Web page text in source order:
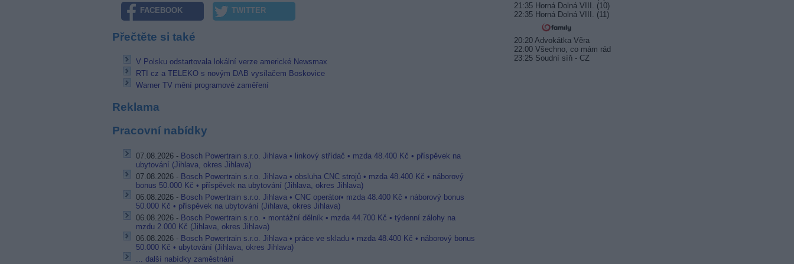
FACEBOOK TWITTER
Přečtěte si také
V Polsku odstartovala lokální verze americké Newsmax
RTI cz a TELEKO s novým DAB vysílačem Boskovice
Warner TV mění programové zaměření
Reklama
Pracovní nabídky
07.08.2026 - Bosch Powertrain s.r.o. Jihlava • linkový střídač • mzda 48.400 Kč • příspěvek na
ubytování (Jihlava, okres Jihlava)
07.08.2026 - Bosch Powertrain s.r.o. Jihlava • obsluha CNC strojů • mzda 48.400 Kč • náborový
bonus 50.000 Kč • příspěvek na ubytování (Jihlava, okres Jihlava)
06.08.2026 - Bosch Powertrain s.r.o. Jihlava • CNC operátor• mzda 48.400 Kč • náborový bonus
50.000 Kč • příspěvek na ubytování (Jihlava, okres Jihlava)
06.08.2026 - Bosch Powertrain s.r.o. • montážní dělník • mzda 44.700 Kč • týdenní zálohy na
mzdu 2.000 Kč (Jihlava, okres Jihlava)
06.08.2026 - Bosch Powertrain s.r.o. Jihlava • práce ve skladu • mzda 48.400 Kč • náborový bonus
50.000 Kč • ubytování (Jihlava, okres Jihlava)
... další nabídky zaměstnání
21:35 Horná Dolná VIII. (10)
22:35 Horná Dolná VIII. (11)
20:20 Advokátka Věra
22:00 Všechno, co mám rád
23:25 Soudní síň - CZ